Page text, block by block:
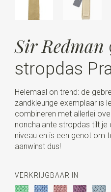
Sir Redman
stropdas
Helemaal on trend: de
zandkleurige exemplaar is
combineren met allerlei
nonchalante stropdas tilt
niveau en is een genot om
aanwinst dus!
VERKRIJGBAAR IN